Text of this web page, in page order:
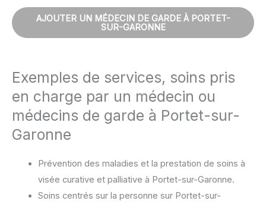
AJOUTER UN MÉDECIN DE GARDE À PORTET-
SUR-GARONNE
Exemples de services, soins pris
en charge par un médecin ou
médecins de garde à Portet-sur-
Garonne
Prévention des maladies et la prestation de soins à
visée curative et palliative à Portet-sur-Garonne.
Soins centrés sur la personne sur Portet-sur-